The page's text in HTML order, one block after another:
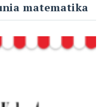
matematika